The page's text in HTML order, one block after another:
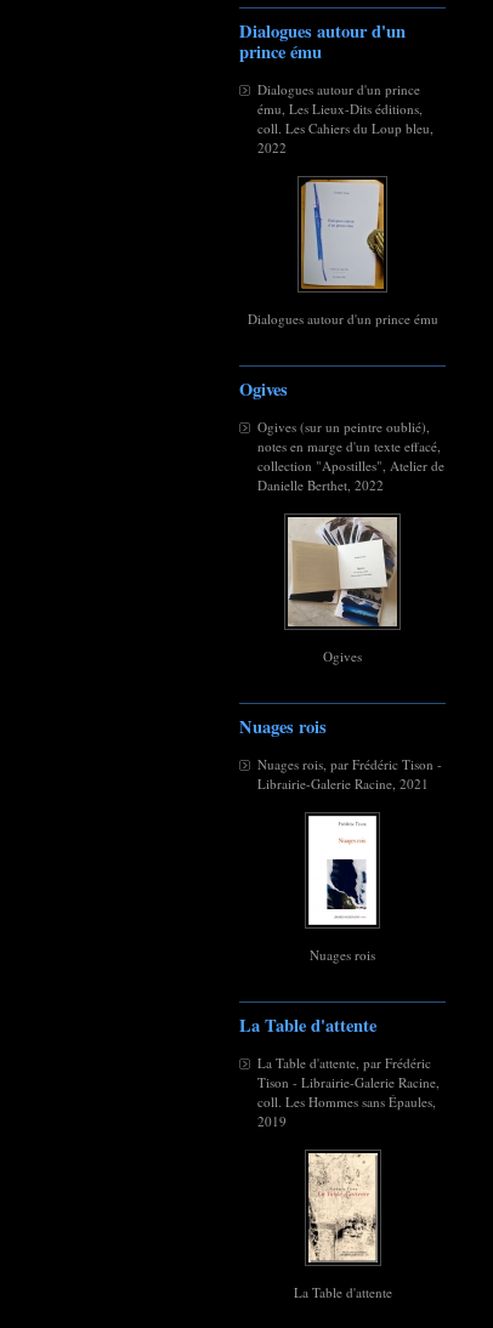
Dialogues autour d'un
prince ému
Dialogues autour d'un prince
ému, Les Lieux-Dits éditions,
coll. Les Cahiers du Loup bleu,
2022
Dialogues autour d'un prince ému
Ogives
Ogives (sur un peintre oublié),
notes en marge d'un texte effacé,
collection "Apostilles", Atelier de
Danielle Berthet, 2022
Ogives
Nuages rois
Nuages rois, par Frédéric Tison -
Librairie-Galerie Racine, 2021
Nuages rois
La Table d'attente
La Table d'attente, par Frédéric
Tison - Librairie-Galerie Racine,
coll. Les Hommes sans Épaules,
2019
La Table d'attente